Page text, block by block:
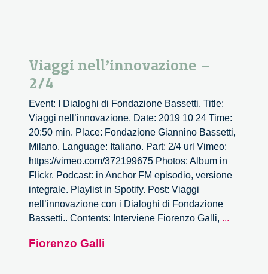
Viaggi nell’innovazione –
2/4
Event: I Dialoghi di Fondazione Bassetti. Title:
Viaggi nell’innovazione. Date: 2019 10 24 Time:
20:50 min. Place: Fondazione Giannino Bassetti,
Milano. Language: Italiano. Part: 2/4 url Vimeo:
https://vimeo.com/372199675 Photos: Album in
Flickr. Podcast: in Anchor FM episodio, versione
integrale. Playlist in Spotify. Post: Viaggi
nell’innovazione con i Dialoghi di Fondazione
Bassetti.. Contents: Interviene Fiorenzo Galli, ...
Fiorenzo Galli